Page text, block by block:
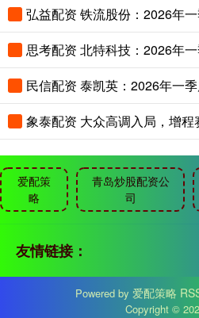
象泰配资 大众高调入局，增程
爱配策
略
青岛炒股配资公
司
友情链接：
Powered by 爱配策略
Copyright ©